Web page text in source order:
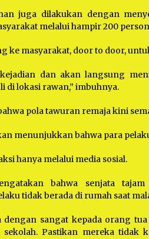
juga dilakukan dengan
melalui hampir 200
ke masyarakat, door to door,
dan akan langsung
di lokasi rawan,” imbuhnya.
pola tawuran remaja kini
menunjukkan bahwa para
hanya melalui media sosial.
bahwa senjata
tidak berada di rumah saat
dengan sangat kepada orang
Pastikan mereka tidak